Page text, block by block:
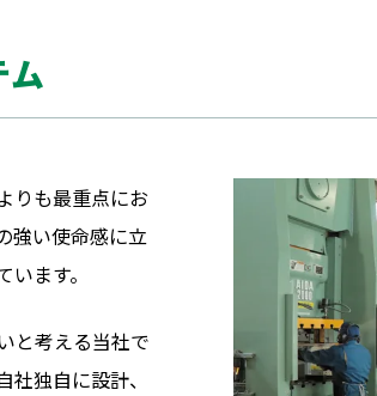
りも最重点にお
強い使命感に立
ます。
と考える当社で
独自に設計、